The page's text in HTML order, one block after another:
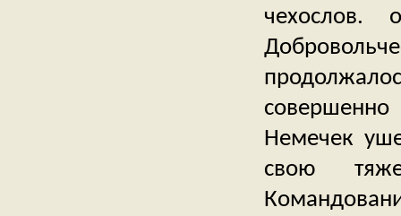
чехослов.
Немечек
свою